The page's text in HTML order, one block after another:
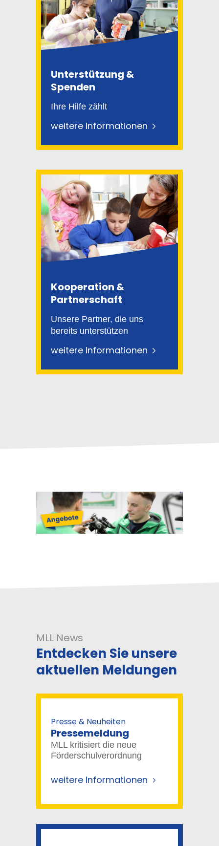
Unterstützung &
Spenden
Ihre Hilfe zählt
weitere Informationen
Kooperation &
Partnerschaft
Unsere Partner, die uns
bereits unterstützen
weitere Informationen
MLL News
Entdecken Sie unsere
aktuellen Meldungen
Presse & Neuheiten
Pressemeldung
MLL kritisiert die neue
Förderschulverordnung
weitere Informationen